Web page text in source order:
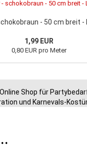
- 50 cm breit -
1,99 EUR
0,80 EUR pro Meter
Shop für
und Karnevals-